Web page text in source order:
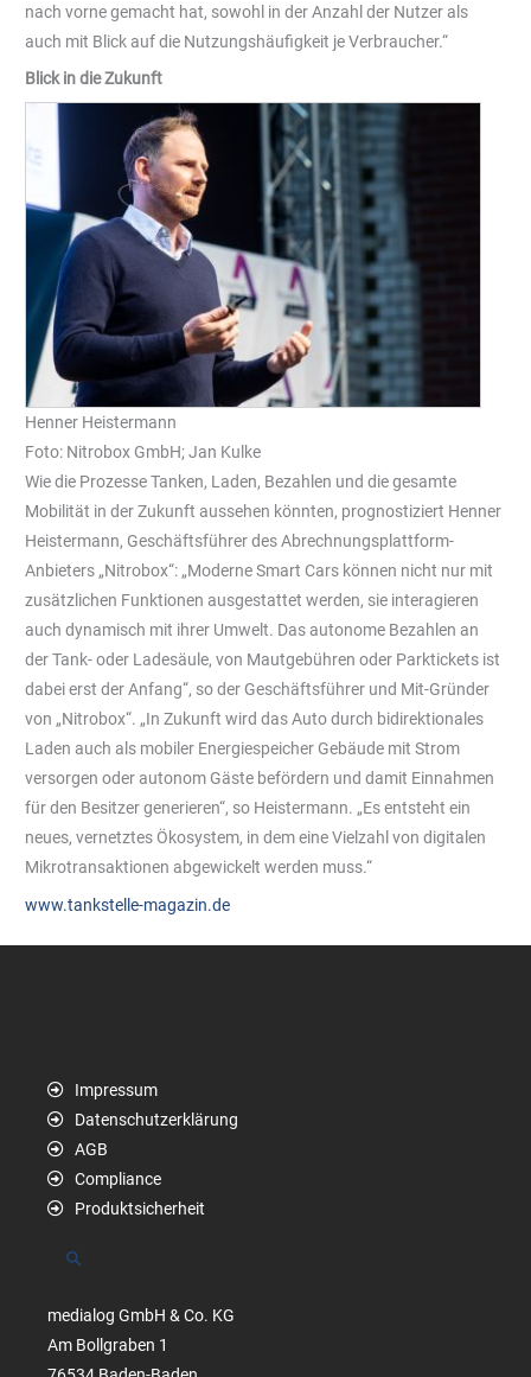
nach vorne gemacht hat, sowohl in der Anzahl der Nutzer als
auch mit Blick auf die Nutzungshäufigkeit je Verbraucher.“
Blick in die Zukunft
Henner Heistermann
Foto: Nitrobox GmbH; Jan Kulke
Wie die Prozesse Tanken, Laden, Bezahlen und die gesamte
Mobilität in der Zukunft aussehen könnten, prognostiziert Henner
Heistermann, Geschäftsführer des Abrechnungsplattform-
Anbieters „Nitrobox“: „Moderne Smart Cars können nicht nur mit
zusätzlichen Funktionen ausgestattet werden, sie interagieren
auch dynamisch mit ihrer Umwelt. Das autonome Bezahlen an
der Tank- oder Ladesäule, von Mautgebühren oder Parktickets ist
dabei erst der Anfang“, so der Geschäftsführer und Mit-Gründer
von „Nitrobox“. „In Zukunft wird das Auto durch bidirektionales
Laden auch als mobiler Energiespeicher Gebäude mit Strom
versorgen oder autonom Gäste befördern und damit Einnahmen
für den Besitzer generieren“, so Heistermann. „Es entsteht ein
neues, vernetztes Ökosystem, in dem eine Vielzahl von digitalen
Mikrotransaktionen abgewickelt werden muss.“
www.tankstelle-magazin.de
Impressum
Datenschutzerklärung
AGB
Compliance
Produktsicherheit
Suchen
medialog GmbH & Co. KG
Am Bollgraben 1